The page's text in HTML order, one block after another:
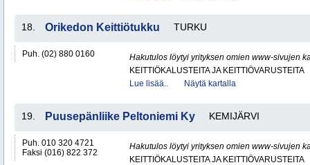
18. Orikedon Keittiötukku TURKU
Puh. (02) 880 0160
Hakutulos löytyi yrityksen omien www-sivujen
KEITTIÖKALUSTEITA JA KEITTIÖVARUSTEITA
Lue lisää..
Näytä kartalla
19. Puusepänliike Peltoniemi Ky KEMIJÄRVI
Puh. 010 320 4721
Faksi (016) 822 372
Hakutulos löytyi yrityksen omien www-sivujen
KEITTIÖKALUSTEITA JA KEITTIÖVARUSTEITA